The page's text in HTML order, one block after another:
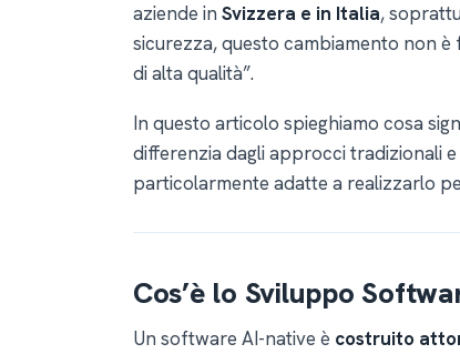
aziende in Svizzera e in Italia,
sicurezza, questo cambiamento non
di alta qualità”.
In questo articolo spieghiamo cosa
differenzia dagli approcci tradizionali
particolarmente adatte a realizzarlo
Cos’è lo Sviluppo
Un software AI-native è costruito